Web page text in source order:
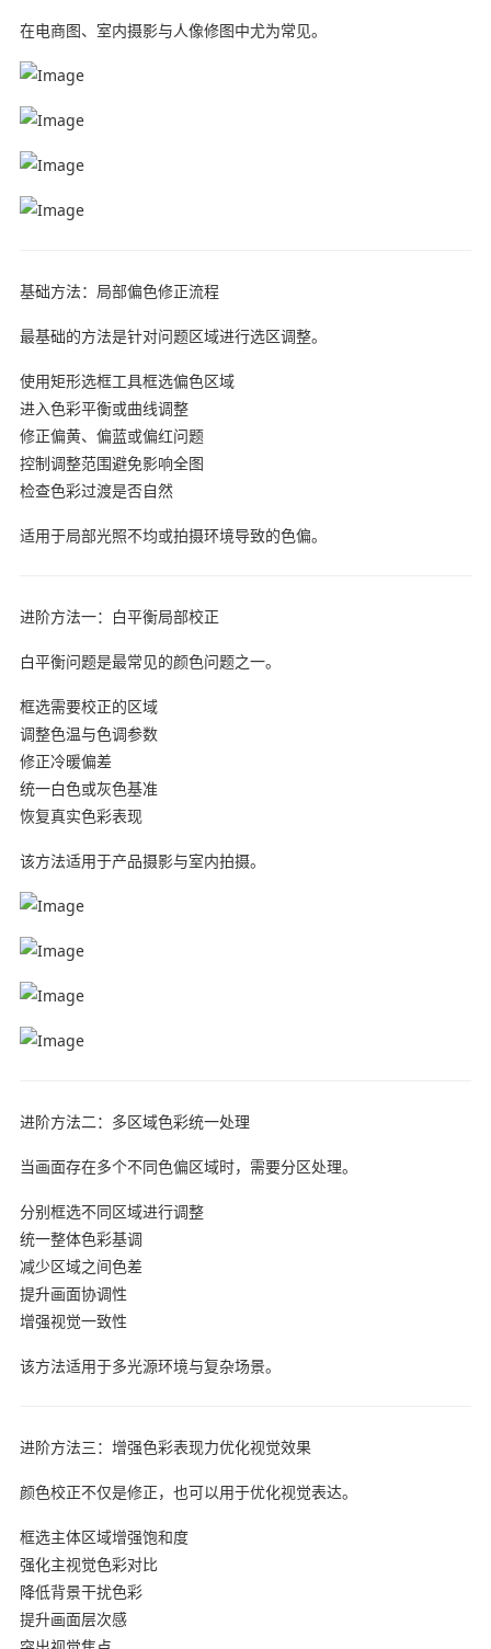
在电商图、室内摄影与人像修图中尤为常见。
基础方法：局部偏色修正流程
最基础的方法是针对问题区域进行选区调整。
使用矩形选框工具框选偏色区域
进入色彩平衡或曲线调整
修正偏黄、偏蓝或偏红问题
控制调整范围避免影响全图
检查色彩过渡是否自然
适用于局部光照不均或拍摄环境导致的色偏。
进阶方法一：白平衡局部校正
白平衡问题是最常见的颜色问题之一。
框选需要校正的区域
调整色温与色调参数
修正冷暖偏差
统一白色或灰色基准
恢复真实色彩表现
该方法适用于产品摄影与室内拍摄。
进阶方法二：多区域色彩统一处理
当画面存在多个不同色偏区域时，需要分区处理。
分别框选不同区域进行调整
统一整体色彩基调
减少区域之间色差
提升画面协调性
增强视觉一致性
该方法适用于多光源环境与复杂场景。
进阶方法三：增强色彩表现力优化视觉效果
颜色校正不仅是修正，也可以用于优化视觉表达。
框选主体区域增强饱和度
强化主视觉色彩对比
降低背景干扰色彩
提升画面层次感